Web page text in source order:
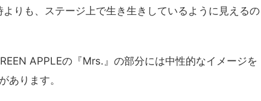
りも、ステージ上で生き生きしているように見えるの
APPLEの『Mrs.』の部分には中性的なイメージを
あります。